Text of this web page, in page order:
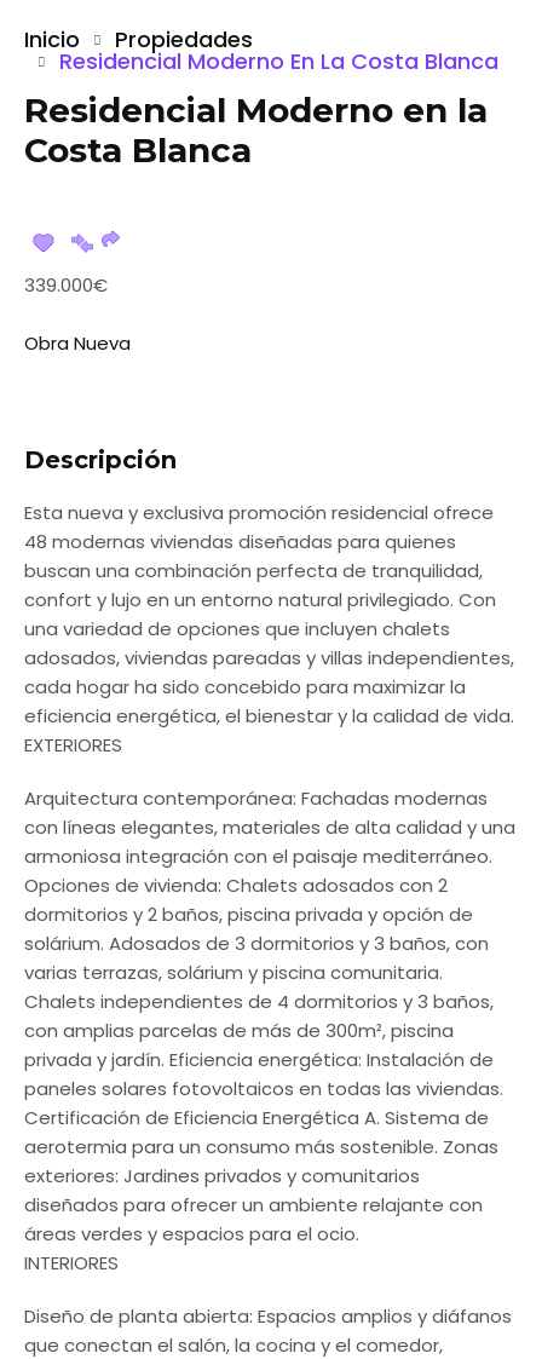
Inicio Propiedades
Residencial Moderno En La Costa Blanca
Residencial Moderno en la
Costa Blanca
339.000€
Obra Nueva
Descripción
Esta nueva y exclusiva promoción residencial ofrece
48 modernas viviendas diseñadas para quienes
buscan una combinación perfecta de tranquilidad,
confort y lujo en un entorno natural privilegiado. Con
una variedad de opciones que incluyen chalets
adosados, viviendas pareadas y villas independientes,
cada hogar ha sido concebido para maximizar la
eficiencia energética, el bienestar y la calidad de vida.
EXTERIORES
Arquitectura contemporánea: Fachadas modernas
con líneas elegantes, materiales de alta calidad y una
armoniosa integración con el paisaje mediterráneo.
Opciones de vivienda: Chalets adosados con 2
dormitorios y 2 baños, piscina privada y opción de
solárium. Adosados de 3 dormitorios y 3 baños, con
varias terrazas, solárium y piscina comunitaria.
Chalets independientes de 4 dormitorios y 3 baños,
con amplias parcelas de más de 300m², piscina
privada y jardín. Eficiencia energética: Instalación de
paneles solares fotovoltaicos en todas las viviendas.
Certificación de Eficiencia Energética A. Sistema de
aerotermia para un consumo más sostenible. Zonas
exteriores: Jardines privados y comunitarios
diseñados para ofrecer un ambiente relajante con
áreas verdes y espacios para el ocio.
INTERIORES
Diseño de planta abierta: Espacios amplios y diáfanos
que conectan el salón, la cocina y el comedor,